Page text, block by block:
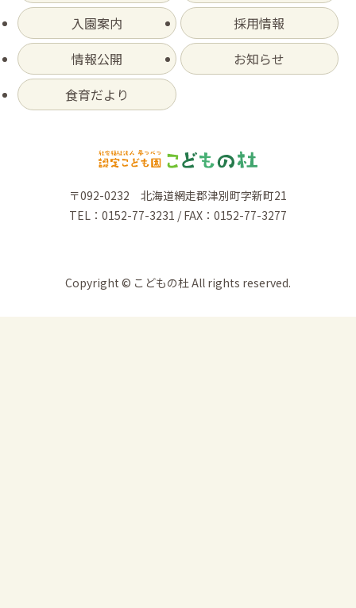
入園案内
採用情報
情報公開
お知らせ
食育だより
〒092-0232 北海道網走郡津別町字新町21
TEL：0152-77-3231 / FAX：0152-77-3277
Copyright © こどもの杜 All rights reserved.